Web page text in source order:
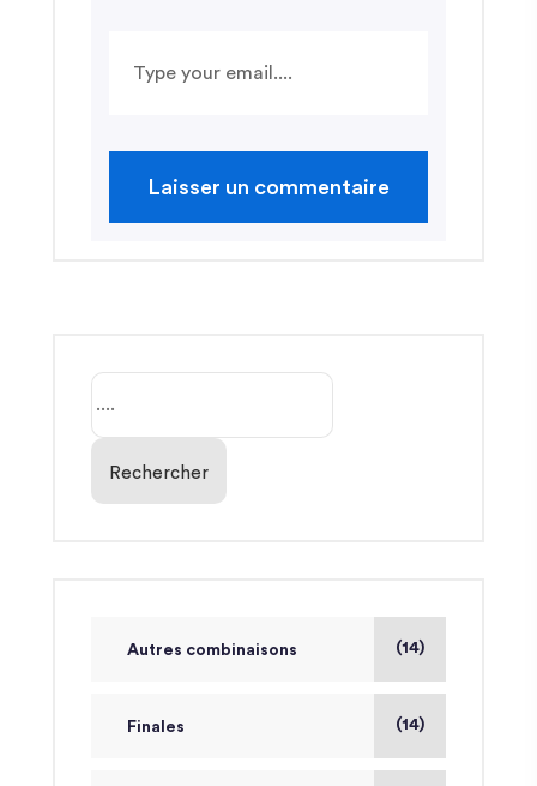
Rechercher
Autres combinaisons (14)
Finales (14)